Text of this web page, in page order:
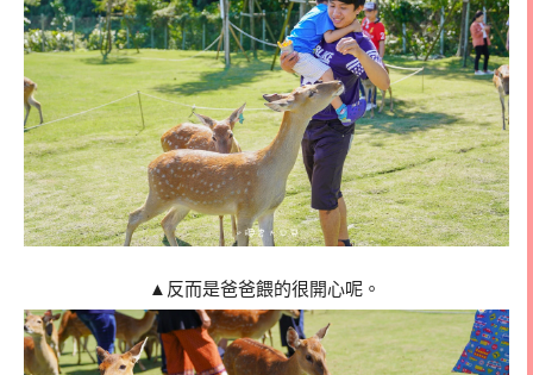
▲反而是爸爸餵的很開心呢。